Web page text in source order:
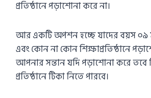
প্রতিষ্ঠানে পড়াশোনা করে না।
আর একটি অপশন হচ্ছে যাদের বয়স ০৯
এবং কোন না কোন শিক্ষাপ্রতিষ্ঠানে
আপনার সন্তান যদি পড়াশোনা করে তবে
প্রতিষ্ঠানে টিকা নিতে পারবে।